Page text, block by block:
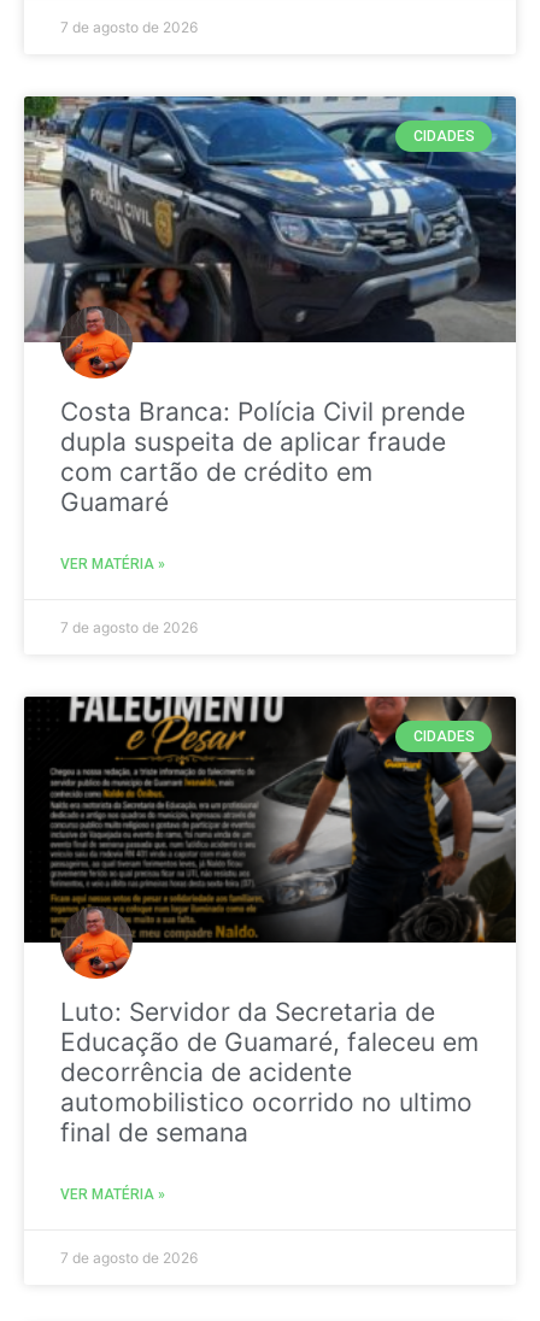
7 de agosto de 2026
CIDADES
Costa Branca: Polícia Civil prende
dupla suspeita de aplicar fraude
com cartão de crédito em
Guamaré
VER MATÉRIA »
7 de agosto de 2026
CIDADES
Luto: Servidor da Secretaria de
Educação de Guamaré, faleceu em
decorrência de acidente
automobilistico ocorrido no ultimo
final de semana
VER MATÉRIA »
7 de agosto de 2026